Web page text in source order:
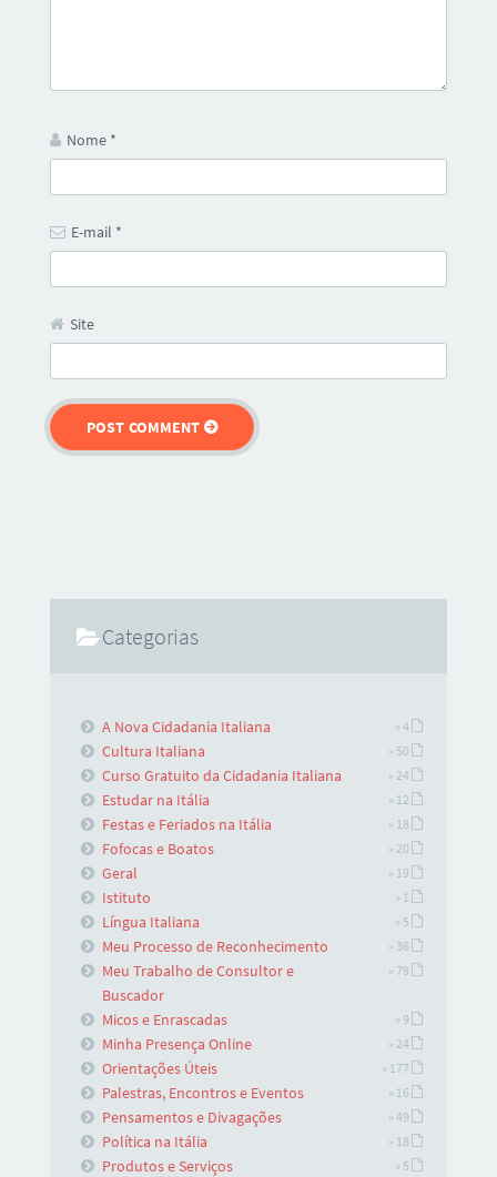
Nome *
E-mail *
Site
Categorias
A Nova Cidadania Italiana » 4
Cultura Italiana » 50
Curso Gratuito da Cidadania Italiana » 24
Estudar na Itália » 12
Festas e Feriados na Itália » 18
Fofocas e Boatos » 20
Geral » 19
Istituto » 1
Língua Italiana » 5
Meu Processo de Reconhecimento » 36
Meu Trabalho de Consultor e
Buscador
» 79
Micos e Enrascadas » 9
Minha Presença Online » 24
Orientações Úteis » 177
Palestras, Encontros e Eventos » 16
Pensamentos e Divagações » 49
Política na Itália » 18
Produtos e Serviços » 5